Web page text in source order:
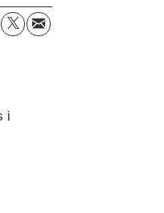
i